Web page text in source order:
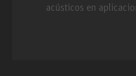
acústicos en